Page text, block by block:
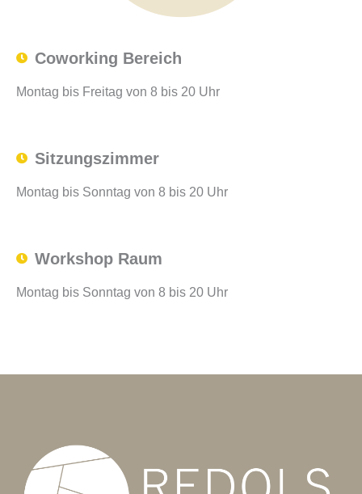
Coworking Bereich
Montag bis Freitag von 8 bis 20 Uhr
Sitzungszimmer
Montag bis Sonntag von 8 bis 20 Uhr
Workshop Raum
Montag bis Sonntag von 8 bis 20 Uhr